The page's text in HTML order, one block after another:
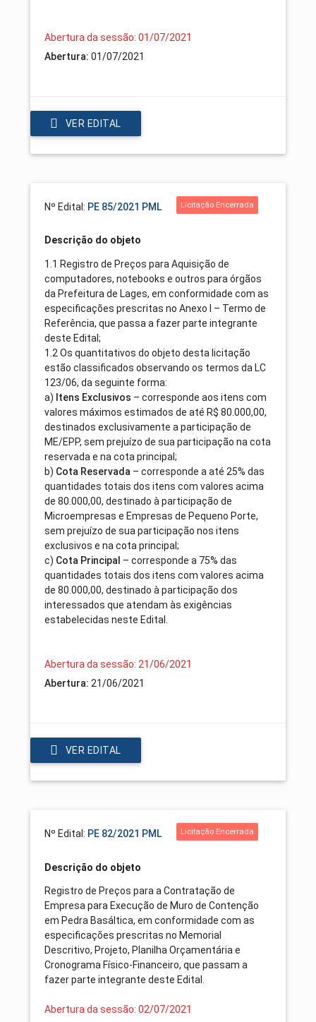
Abertura da sessão: 01/07/2021
Abertura: 01/07/2021
VER EDITAL
Nº Edital: PE 85/2021 PML Licitação Encerrada
Descrição do objeto
1.1 Registro de Preços para Aquisição de
computadores, notebooks e outros para órgãos
da Prefeitura de Lages, em conformidade com as
especificações prescritas no Anexo I – Termo de
Referência, que passa a fazer parte integrante
deste Edital;
1.2 Os quantitativos do objeto desta licitação
estão classificados observando os termos da LC
123/06, da seguinte forma:
a) Itens Exclusivos – corresponde aos itens com
valores máximos estimados de até R$ 80.000,00,
destinados exclusivamente a participação de
ME/EPP, sem prejuízo de sua participação na cota
reservada e na cota principal;
b) Cota Reservada – corresponde a até 25% das
quantidades totais dos itens com valores acima
de 80.000,00, destinado à participação de
Microempresas e Empresas de Pequeno Porte,
sem prejuízo de sua participação nos itens
exclusivos e na cota principal;
c) Cota Principal – corresponde a 75% das
quantidades totais dos itens com valores acima
de 80.000,00, destinado à participação dos
interessados que atendam às exigências
estabelecidas neste Edital.
Abertura da sessão: 21/06/2021
Abertura: 21/06/2021
VER EDITAL
Nº Edital: PE 82/2021 PML Licitação Encerrada
Descrição do objeto
Registro de Preços para a Contratação de
Empresa para Execução de Muro de Contenção
em Pedra Basáltica, em conformidade com as
especificações prescritas no Memorial
Descritivo, Projeto, Planilha Orçamentária e
Cronograma Físico-Financeiro, que passam a
fazer parte integrante deste Edital.
Abertura da sessão: 02/07/2021